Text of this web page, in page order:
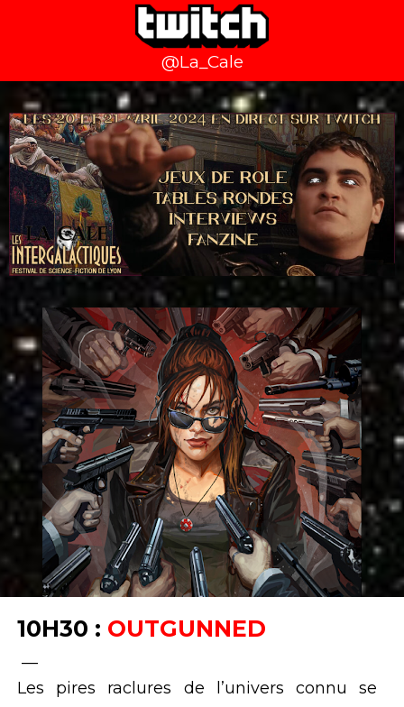
@La_Cale
10H30 : OUTGUNNED
__
Les pires raclures de l’univers connu se